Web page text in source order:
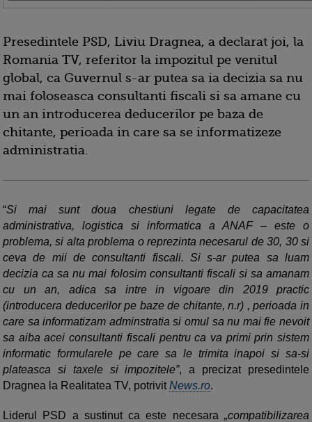
Presedintele PSD, Liviu Dragnea, a declarat joi, la
Romania TV, referitor la impozitul pe venitul
global, ca Guvernul s-ar putea sa ia decizia sa nu
mai foloseasca consultanti fiscali si sa amane cu
un an introducerea deducerilor pe baza de
chitante, perioada in care sa se informatizeze
administratia.
“Si mai sunt doua chestiuni legate de capacitatea
administrativa, logistica si informatica a ANAF – este o
problema, si alta problema o reprezinta necesarul de 30, 30 si
ceva de mii de consultanti fiscali. Si s-ar putea sa luam
decizia ca sa nu mai folosim consultanti fiscali si sa amanam
cu un an, adica sa intre in vigoare din 2019 practic
(introducera deducerilor pe baze de chitante, n.r) , perioada in
care sa informatizam adminstratia si omul sa nu mai fie nevoit
sa aiba acei consultanti fiscali pentru ca va primi prin sistem
informatic formularele pe care sa le trimita inapoi si sa-si
plateasca si taxele si impozitele”, a precizat presedintele
Dragnea la Realitatea TV, potrivitNews.ro.
Liderul PSD a sustinut ca este necesara compatibilizarea